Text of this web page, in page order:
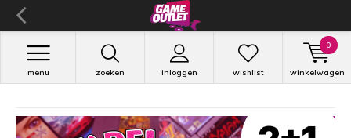
zoeken inloggen
menu wishlist winkelwagen
0